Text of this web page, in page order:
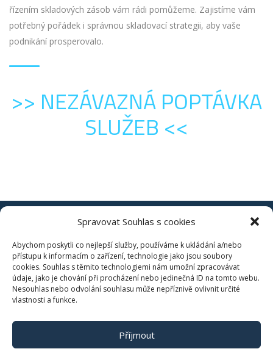
Spravovat Souhlas s cookies
Abychom poskytli co nejlepší služby, používáme k ukládání a/nebo
přístupu k informacím o zařízení, technologie jako jsou soubory
cookies. Souhlas s těmito technologiemi nám umožní zpracovávat
údaje, jako je chování při procházení nebo jedinečná ID na tomto webu.
Nesouhlas nebo odvolání souhlasu může nepříznivě ovlivnit určité
vlastnosti a funkce.
Příjmout
řízením skladových zásob vám rádi pomůžeme. Zajistíme vám
potřebný pořádek i správnou skladovací strategii, aby vaše
podnikání prosperovalo.
>> NEZÁVAZNÁ POPTÁVKA
SLUŽEB <<
Ochrana oznamovatelů
Zásady cookies (EU)